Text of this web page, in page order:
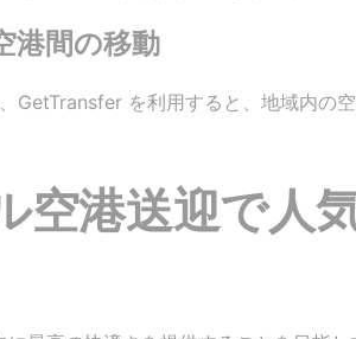
港間の移動
GetTransfer を利用すると、地域内の
空港送迎で人